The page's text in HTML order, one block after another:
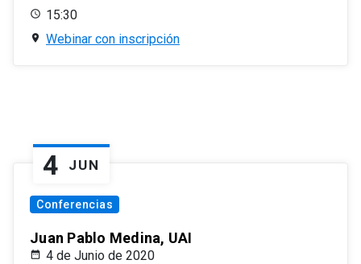
15:30
Webinar con inscripción
4 JUN
Conferencias
Juan Pablo Medina, UAI
4 de Junio de 2020